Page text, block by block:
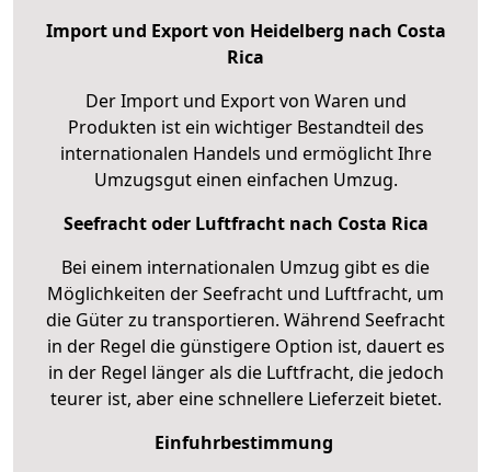
Import und Export von Heidelberg nach Costa
Rica
Der Import und Export von Waren und
Produkten ist ein wichtiger Bestandteil des
internationalen Handels und ermöglicht Ihre
Umzugsgut einen einfachen Umzug.
Seefracht oder Luftfracht nach Costa Rica
Bei einem internationalen Umzug gibt es die
Möglichkeiten der Seefracht und Luftfracht, um
die Güter zu transportieren. Während Seefracht
in der Regel die günstigere Option ist, dauert es
in der Regel länger als die Luftfracht, die jedoch
teurer ist, aber eine schnellere Lieferzeit bietet.
Einfuhrbestimmung